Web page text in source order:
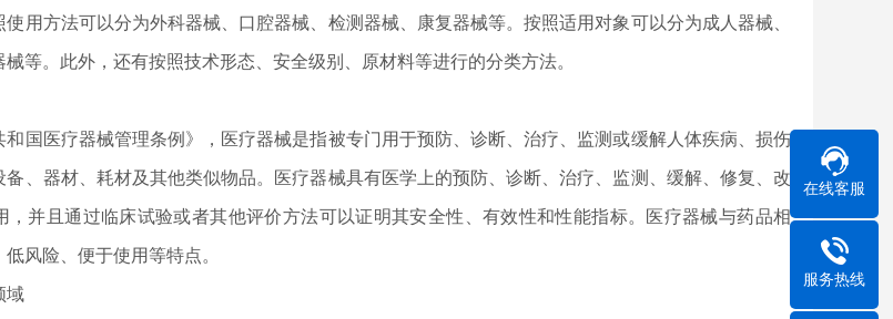
并列标准：···
使用方法可以分为外科器械、口腔器械、检测器械、康复器械等。按照适用对象可以分为成人器械、
等。此外，还有按照技术形态、安全级别、原材料等进行的分类方法。
和国医疗器械管理条例》，医疗器械是指被专门用于预防、诊断、治疗、监测或缓解人体疾病、损伤
备、器材、耗材及其他类似物品。医疗器械具有医学上的预防、诊断、治疗、监测、缓解、修复、改
，并且通过临床试验或者其他评价方法可以证明其安全性、有效性和性能指标。医疗器械与药品相
风险、便于使用等特点。
域
在线客服
服务热线